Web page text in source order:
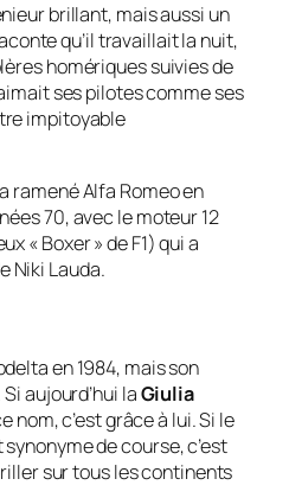
brillant, mais aussi un
qu’il travaillait la nuit,
homériques suivies de
ses pilotes comme ses
impitoyable
ramené Alfa Romeo en
70, avec le moteur 12
« Boxer » de F1) qui a
Niki Lauda.
en 1984, mais son
aujourd’hui laGiulia
nom, c’est grâce à lui. Si le
de course, c’est
sur tous les continents